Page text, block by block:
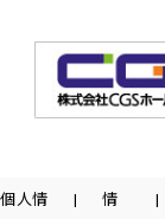
個人情
情